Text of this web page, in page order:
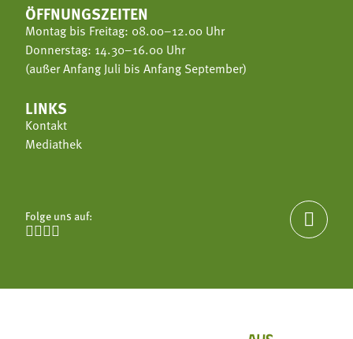
ÖFFNUNGSZEITEN
Montag bis Freitag: 08.00–12.00 Uhr
Donnerstag: 14.30–16.00 Uhr
(außer Anfang Juli bis Anfang September)
LINKS
Kontakt
Mediathek
Folge uns auf:

